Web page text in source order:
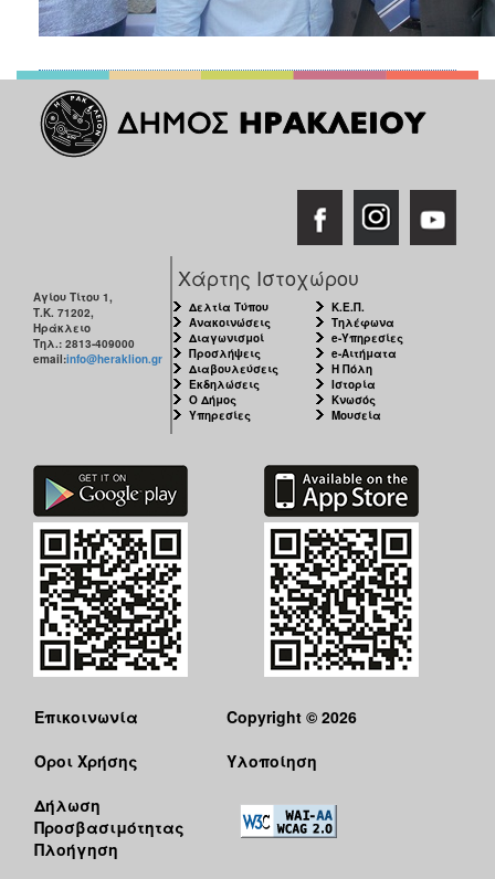
Αγίου Τίτου 1,
Τ.Κ. 71202,
Ηράκλειο
Τηλ.: 2813-409000
email:info@heraklion.gr
Χάρτης Ιστοχώρου
Δελτία Τύπου
Ανακοινώσεις
Διαγωνισμοί
Προσλήψεις
Διαβουλεύσεις
Εκδηλώσεις
Ο Δήμος
Υπηρεσίες
Κ.Ε.Π.
Τηλέφωνα
e-Υπηρεσίες
e-Αιτήματα
Η Πόλη
Ιστορία
Κνωσός
Μουσεία
Επικοινωνία
Όροι Χρήσης
Δήλωση
Προσβασιμότητας
Πλοήγηση
Copyright © 2026
Υλοποίηση